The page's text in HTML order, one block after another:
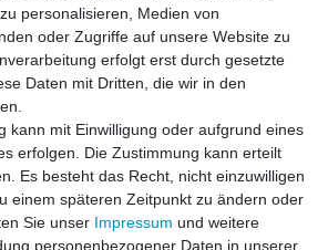
personalisieren, Medien von
oder Zugriffe auf unsere Website zu
erfolgt erst durch gesetzte
Daten mit Dritten, die wir in den
kann mit Einwilligung oder aufgrund eines
erfolgen. Die Zustimmung kann erteilt
Es besteht das Recht, nicht einzuwilligen
einem späteren Zeitpunkt zu ändern oder
Sie unser Impressum und weitere
personenbezogener Daten in unserer